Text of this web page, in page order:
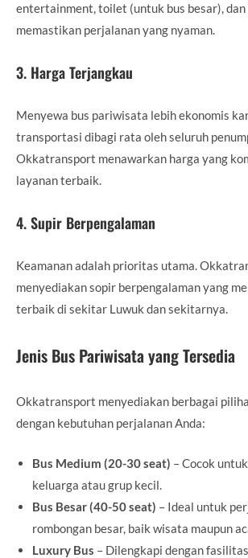
entertainment, toilet (untuk bus besar), dan
memastikan perjalanan yang nyaman.
3. Harga Terjangkau
Menyewa bus pariwisata lebih ekonomis
transportasi dibagi rata oleh seluruh
Okkatransport menawarkan harga yang
layanan terbaik.
4. Supir Berpengalaman
Keamanan adalah prioritas utama.
menyediakan sopir berpengalaman yang
terbaik di sekitar Luwuk dan sekitarnya.
Jenis Bus Pariwisata yang Tersedia
Okkatransport menyediakan berbagai
dengan kebutuhan perjalanan Anda:
Bus Medium (20-30 seat) – Cocok
keluarga atau grup kecil.
Bus Besar (40-50 seat) – Ideal untuk
rombongan besar, baik wisata maupun
Luxury Bus – Dilengkapi dengan